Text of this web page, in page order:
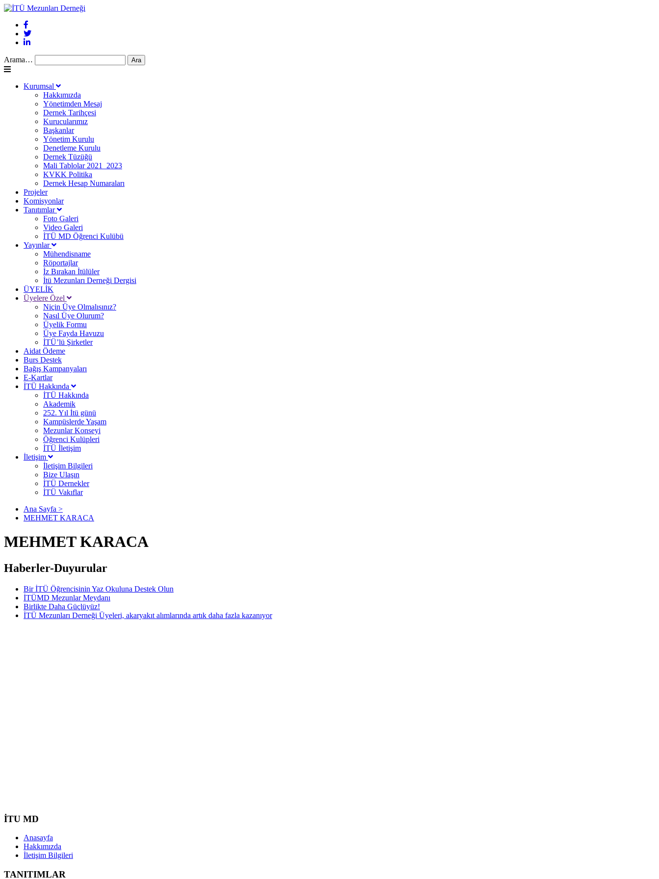
Arama…
Kurumsal
Hakkımızda
Yönetimden Mesaj
Dernek Tarihçesi
Kurucularımız
Başkanlar
Yönetim Kurulu
Denetleme Kurulu
Dernek Tüzüğü
Mali Tablolar 2021_2023
KVKK Politika
Dernek Hesap Numaraları
Projeler
Komisyonlar
Tanıtımlar
Foto Galeri
Video Galeri
İTÜ MD Öğrenci Kulübü
Yayınlar
Mühendisname
Röportajlar
İz Bırakan İtülüler
İtü Mezunları Derneği Dergisi
ÜYELİK
Üyelere Özel
Niçin Üye Olmalısınız?
Nasıl Üye Olurum?
Üyelik Formu
Üye Fayda Havuzu
İTÜ’lü Şirketler
Aidat Ödeme
Burs Destek
Bağış Kampanyaları
E-Kartlar
İTÜ Hakkında
İTÜ Hakkında
Akademik
252. Yıl İtü günü
Kampüslerde Yaşam
Mezunlar Konseyi
Öğrenci Kulüpleri
İTÜ İletişim
İletişim
İletişim Bilgileri
Bize Ulaşın
İTÜ Dernekler
İTÜ Vakıflar
Ana Sayfa >
MEHMET KARACA
MEHMET KARACA
Haberler-Duyurular
Bir İTÜ Öğrencisinin Yaz Okuluna Destek Olun
İTÜMD Mezunlar Meydanı
Birlikte Daha Güçlüyüz!
İTÜ Mezunları Derneği Üyeleri, akaryakıt alımlarında artık daha fazla kazanıyor
İTU MD
Anasayfa
Hakkımızda
İletişim Bilgileri
TANITIMLAR